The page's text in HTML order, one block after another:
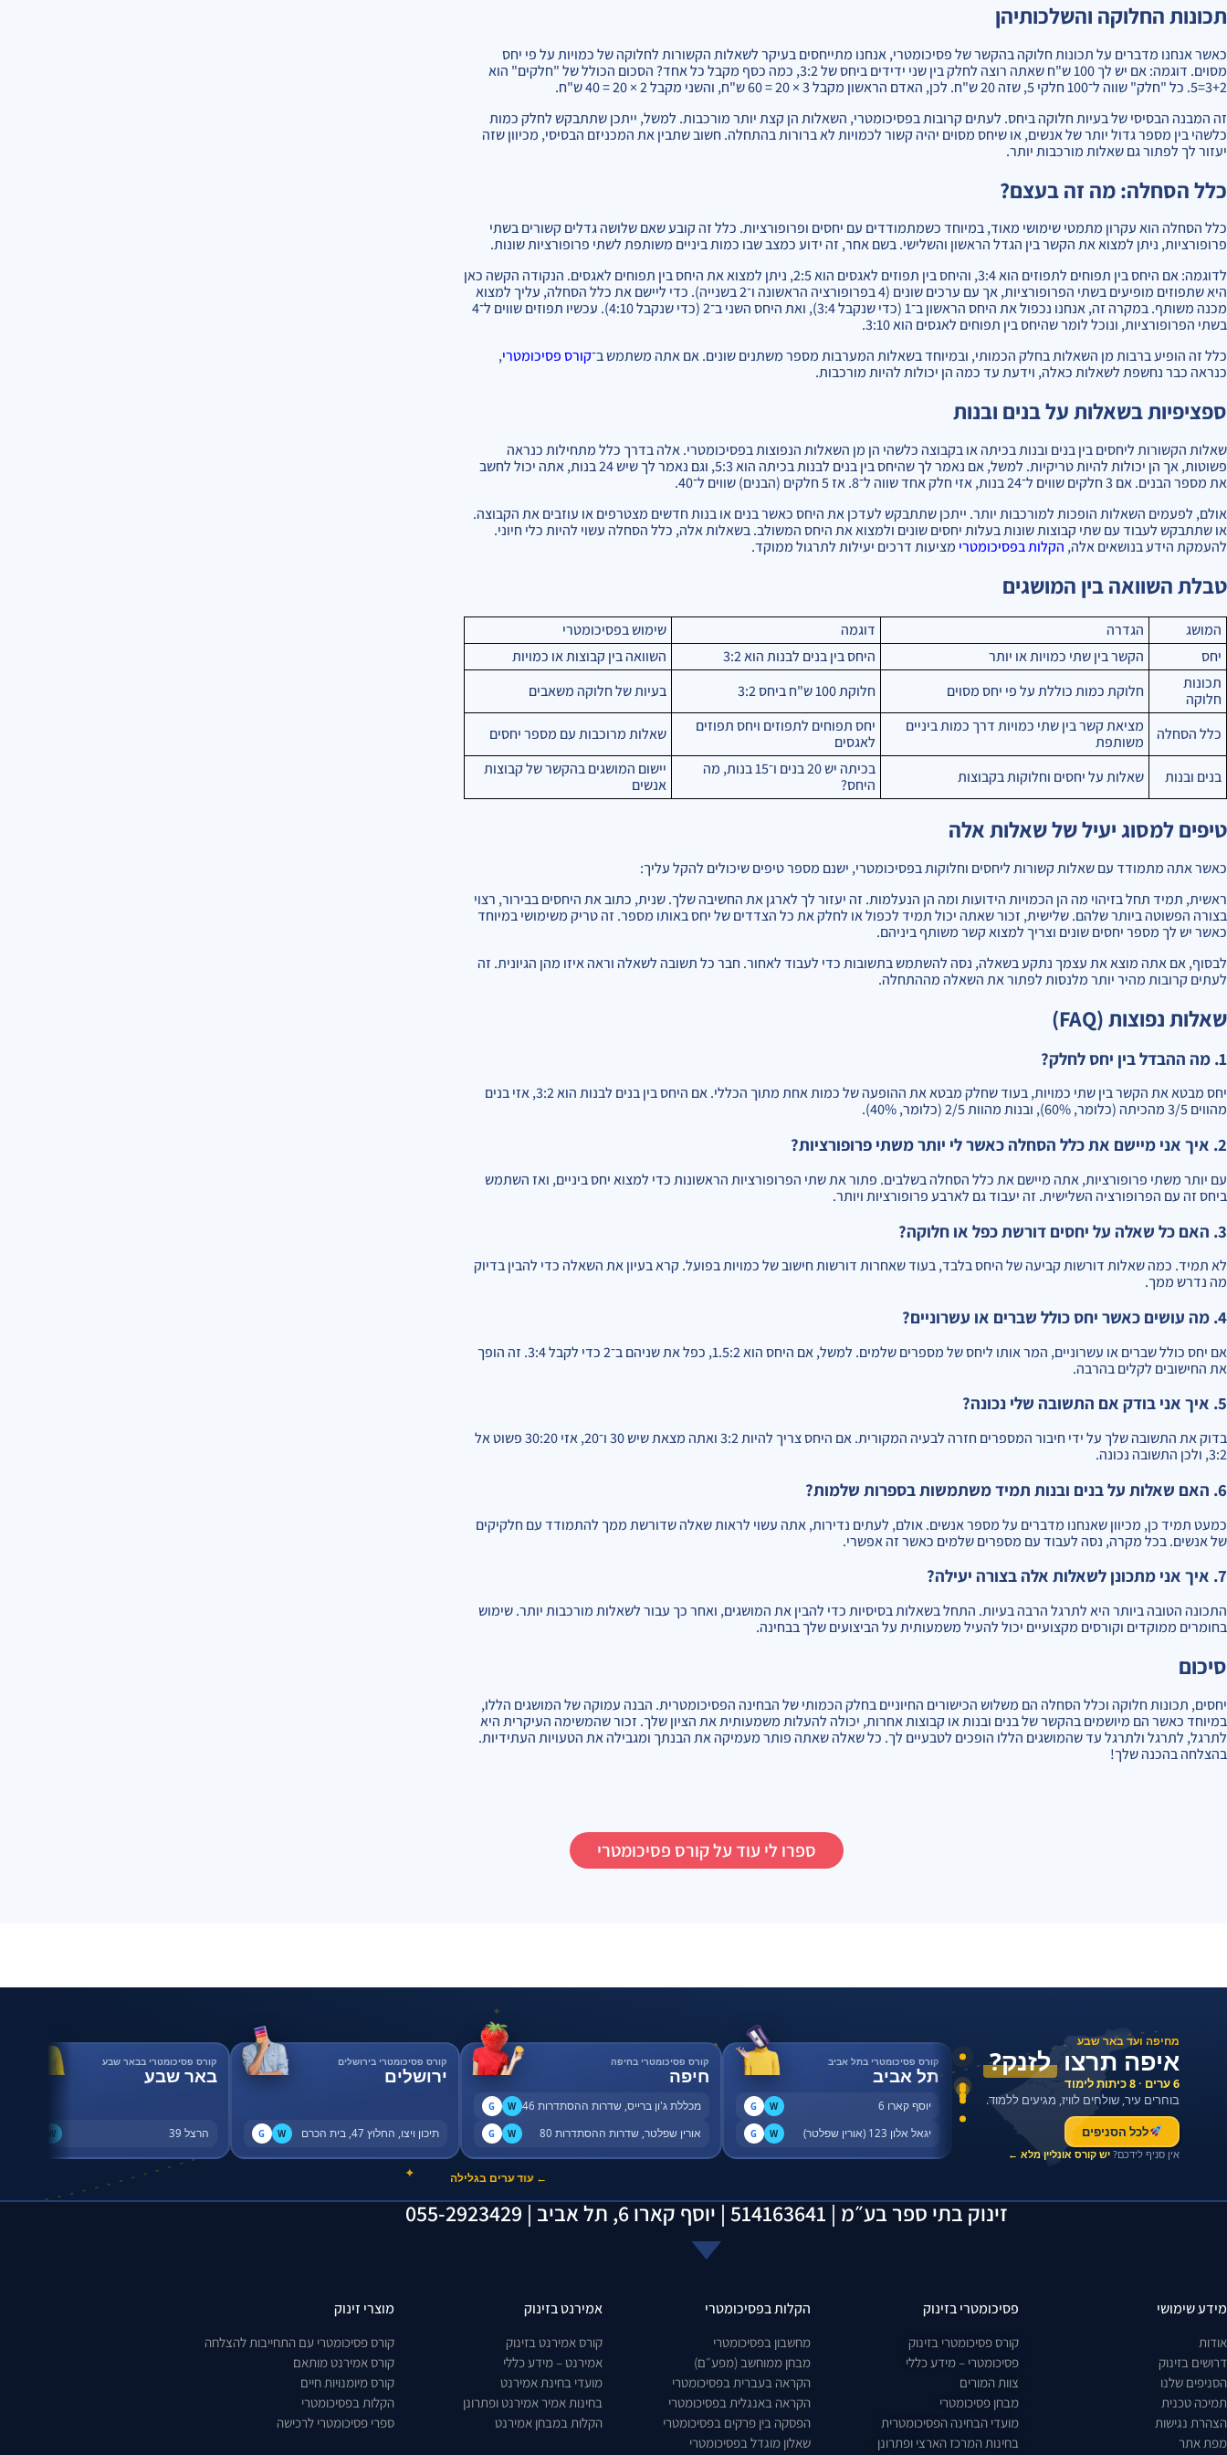
תכונות החלוקה והשלכותיהן
כאשר אנחנו מדברים על תכונות חלוקה בהקשר של פסיכומטרי, אנחנו מתייחסים בעיקר לשאלות הקשורות לחלוקה של כמויות על פי יחס
מסוים. דוגמה: אם יש לך 100 ש"ח שאתה רוצה לחלק בין שני ידידים ביחס של 3:2, כמה כסף מקבל כל אחד? הסכום הכולל של "חלקים" הוא
3+2=5. כל "חלק" שווה ל־100 חלקי 5, שזה 20 ש"ח. לכן, האדם הראשון מקבל 3 × 20 = 60 ש"ח, והשני מקבל 2 × 20 = 40 ש"ח.
זה המבנה הבסיסי של בעיות חלוקה ביחס. לעתים קרובות בפסיכומטרי, השאלות הן קצת יותר מורכבות. למשל, ייתכן שתתבקש לחלק כמות
כלשהי בין מספר גדול יותר של אנשים, או שיחס מסוים יהיה קשור לכמויות לא ברורות בהתחלה. חשוב שתבין את המכניזם הבסיסי, מכיוון שזה
יעזור לך לפתור גם שאלות מורכבות יותר.
כלל הסחלה: מה זה בעצם?
כלל הסחלה הוא עקרון מתמטי שימושי מאוד, במיוחד כשמתמודדים עם יחסים ופרופורציות. כלל זה קובע שאם שלושה גדלים קשורים בשתי
פרופורציות, ניתן למצוא את הקשר בין הגדל הראשון והשלישי. בשם אחר, זה ידוע כמצב שבו כמות ביניים משותפת לשתי פרופורציות שונות.
לדוגמה: אם היחס בין תפוחים לתפוזים הוא 3:4, והיחס בין תפוזים לאגסים הוא 2:5, ניתן למצוא את היחס בין תפוחים לאגסים. הנקודה הקשה כאן
היא שתפוזים מופיעים בשתי הפרופורציות, אך עם ערכים שונים (4 בפרופורציה הראשונה ו־2 בשנייה). כדי ליישם את כלל הסחלה, עליך למצוא
מכנה משותף. במקרה זה, אנחנו נכפול את היחס הראשון ב־1 (כדי שנקבל 3:4), ואת היחס השני ב־2 (כדי שנקבל 4:10). עכשיו תפוזים שווים ל־4
בשתי הפרופורציות, ונוכל לומר שהיחס בין תפוחים לאגסים הוא 3:10.
כלל זה הופיע ברבות מן השאלות בחלק הכמותי, ובמיוחד בשאלות המערבות מספר משתנים שונים. אם אתה משתמש ב־קורס פסיכומטרי,
כנראה כבר נחשפת לשאלות כאלה, וידעת עד כמה הן יכולות להיות מורכבות.
ספציפיות בשאלות על בנים ובנות
שאלות הקשורות ליחסים בין בנים ובנות בכיתה או בקבוצה כלשהי הן מן השאלות הנפוצות בפסיכומטרי. אלה בדרך כלל מתחילות כנראה
פשוטות, אך הן יכולות להיות טריקיות. למשל, אם נאמר לך שהיחס בין בנים לבנות בכיתה הוא 5:3, וגם נאמר לך שיש 24 בנות, אתה יכול לחשב
את מספר הבנים. אם 3 חלקים שווים ל־24 בנות, אזי חלק אחד שווה ל־8. אז 5 חלקים (הבנים) שווים ל־40.
אולם, לפעמים השאלות הופכות למורכבות יותר. ייתכן שתתבקש לעדכן את היחס כאשר בנים או בנות חדשים מצטרפים או עוזבים את הקבוצה.
או שתתבקש לעבוד עם שתי קבוצות שונות בעלות יחסים שונים ולמצוא את היחס המשולב. בשאלות אלה, כלל הסחלה עשוי להיות כלי חיוני.
להעמקת הידע בנושאים אלה, הקלות בפסיכומטרי מציעות דרכים יעילות לתרגול ממוקד.
טבלת השוואה בין המושגים
המושג הגדרה דוגמה
שימוש בפסיכומטרי
יחס
הקשר בין שתי כמויות או יותר היחס בין בנים לבנות הוא 3:2
השוואה בין קבוצות או כמויות
תכונות
חלוקה
חלוקת כמות כוללת על פי יחס מסוים חלוקת 100 ש"ח ביחס 3:2 בעיות של חלוקה משאבים
כלל הסחלה
מציאת קשר בין שתי כמויות דרך כמות ביניים
משותפת
יחס תפוחים לתפוזים ויחס תפוזים
לאגסים
שאלות מרוכבות עם מספר יחסים
בנים ובנות שאלות על יחסים וחלוקות בקבוצות
בכיתה יש 20 בנים ו־15 בנות, מה
היחס?
יישום המושגים בהקשר של קבוצות
אנשים
טיפים למסוג יעיל של שאלות אלה
כאשר אתה מתמודד עם שאלות קשורות ליחסים וחלוקות בפסיכומטרי, ישנם מספר טיפים שיכולים להקל עליך:
ראשית, תמיד תחל בזיהוי מה הן הכמויות הידועות ומה הן הנעלמות. זה יעזור לך לארגן את החשיבה שלך. שנית, כתוב את היחסים בבירור, רצוי
בצורה הפשוטה ביותר שלהם. שלישית, זכור שאתה יכול תמיד לכפול או לחלק את כל הצדדים של יחס באותו מספר. זה טריק משימושי במיוחד
כאשר יש לך מספר יחסים שונים וצריך למצוא קשר משותף ביניהם.
לבסוף, אם אתה מוצא את עצמך נתקע בשאלה, נסה להשתמש בתשובות כדי לעבוד לאחור. חבר כל תשובה לשאלה וראה איזו מהן הגיונית. זה
לעתים קרובות מהיר יותר מלנסות לפתור את השאלה מההתחלה.
שאלות נפוצות (FAQ)
1. מה ההבדל בין יחס לחלק?
יחס מבטא את הקשר בין שתי כמויות, בעוד שחלק מבטא את ההופעה של כמות אחת מתוך הכללי. אם היחס בין בנים לבנות הוא 3:2, אזי בנים
מהווים 3/5 מהכיתה (כלומר, 60%), ובנות מהוות 2/5 (כלומר, 40%).
2. איך אני מיישם את כלל הסחלה כאשר לי יותר משתי פרופורציות?
עם יותר משתי פרופורציות, אתה מיישם את כלל הסחלה בשלבים. פתור את שתי הפרופורציות הראשונות כדי למצוא יחס ביניים, ואז השתמש
ביחס זה עם הפרופורציה השלישית. זה יעבוד גם לארבע פרופורציות ויותר.
3. האם כל שאלה על יחסים דורשת כפל או חלוקה?
לא תמיד. כמה שאלות דורשות קביעה של היחס בלבד, בעוד שאחרות דורשות חישוב של כמויות בפועל. קרא בעיון את השאלה כדי להבין בדיוק
מה נדרש ממך.
4. מה עושים כאשר יחס כולל שברים או עשרוניים?
אם יחס כולל שברים או עשרוניים, המר אותו ליחס של מספרים שלמים. למשל, אם היחס הוא 1.5:2, כפל את שניהם ב־2 כדי לקבל 3:4. זה הופך
את החישובים לקלים בהרבה.
5. איך אני בודק אם התשובה שלי נכונה?
בדוק את התשובה שלך על ידי חיבור המספרים חזרה לבעיה המקורית. אם היחס צריך להיות 3:2 ואתה מצאת שיש 30 ו־20, אזי 30:20 פשוט אל
3:2, ולכן התשובה נכונה.
6. האם שאלות על בנים ובנות תמיד משתמשות בספרות שלמות?
כמעט תמיד כן, מכיוון שאנחנו מדברים על מספר אנשים. אולם, לעתים נדירות, אתה עשוי לראות שאלה שדורשת ממך להתמודד עם חלקיקים
של אנשים. בכל מקרה, נסה לעבוד עם מספרים שלמים כאשר זה אפשרי.
7. איך אני מתכונן לשאלות אלה בצורה יעילה?
התכונה הטובה ביותר היא לתרגל הרבה בעיות. התחל בשאלות בסיסיות כדי להבין את המושגים, ואחר כך עבור לשאלות מורכבות יותר. שימוש
בחומרים ממוקדים וקורסים מקצועיים יכול להעיל משמעותית על הביצועים שלך בבחינה.
סיכום
יחסים, תכונות חלוקה וכלל הסחלה הם משלוש הכישורים החיוניים בחלק הכמותי של הבחינה הפסיכומטרית. הבנה עמוקה של המושגים הללו,
במיוחד כאשר הם מיושמים בהקשר של בנים ובנות או קבוצות אחרות, יכולה להעלות משמעותית את הציון שלך. זכור שהמשימה העיקרית היא
לתרגל, לתרגל ולתרגל עד שהמושגים הללו הופכים לטבעיים לך. כל שאלה שאתה פותר מעמיקה את הבנתך ומגבילה את הטעויות העתידיות.
בהצלחה בהכנה שלך!
ספרו לי עוד על קורס פסיכומטרי
✦
✦
✦
מחיפה ועד באר שבע
איפה תרצו לזנק?
6 ערים · 8 כיתות לימוד
בוחרים עיר, שולחים לוויז, מגיעים ללמוד.
לכל הסניפים
אין סניף לידכם? יש קורס אונליין מלא ←
קורס פסיכומטרי בתל אביב
תל אביב
יוסף קארו 6 W
G
יגאל אלון 123 (אורין שפלטר) W
G
קורס פסיכומטרי בחיפה
חיפה
מכללת ג'ון ברייס, שדרות ההסתדרות 46 W
G
אורין שפלטר, שדרות ההסתדרות 80 W
G
קורס פסיכומטרי בירושלים
ירושלים
תיכון ויצו, החלוץ 47, בית הכרם W
G
קורס פסיכומטרי בבאר שבע
באר שבע
הרצל 39 W
← עוד ערים בגלילה
זינוק בתי ספר בע״מ | 514163641 | יוסף קארו 6, תל אביב | 055-2923429
מידע שימושי
אודות
דרושים בזינוק
הסניפים שלנו
תמיכה טכנית
הצהרת נגישות
מפת אתר
פסיכומטרי בזינוק
קורס פסיכומטרי בזינוק
פסיכומטרי – מידע כללי
צוות המורים
מבחן פסיכומטרי
מועדי הבחינה הפסיכומטרית
בחינות המרכז הארצי ופתרונן
הקלות בפסיכומטרי
מחשבון בפסיכומטרי
מבחן ממוחשב (מפע״ם)
הקראה בעברית בפסיכומטרי
הקראה באנגלית בפסיכומטרי
הפסקה בין פרקים בפסיכומטרי
שאלון מוגדל בפסיכומטרי
אמירנט בזינוק
קורס אמירנט בזינוק
אמירנט – מידע כללי
מועדי בחינת אמירנט
בחינות אמיר אמירנט ופתרונן
הקלות במבחן אמירנט
מוצרי זינוק
קורס פסיכומטרי עם התחייבות להצלחה
קורס אמירנט מותאם
קורס מיומנויות חיים
הקלות בפסיכומטרי
ספרי פסיכומטרי לרכישה